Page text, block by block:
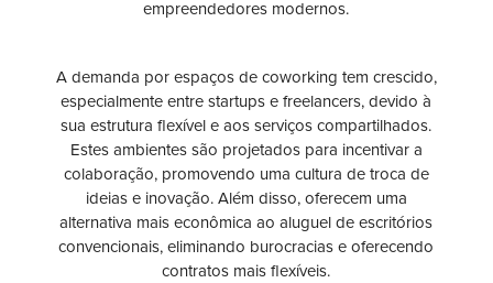
empreendedores modernos.
A demanda por espaços de coworking tem crescido,
especialmente entre startups e freelancers, devido à
sua estrutura flexível e aos serviços compartilhados.
Estes ambientes são projetados para incentivar a
colaboração, promovendo uma cultura de troca de
ideias e inovação. Além disso, oferecem uma
alternativa mais econômica ao aluguel de escritórios
convencionais, eliminando burocracias e oferecendo
contratos mais flexíveis.